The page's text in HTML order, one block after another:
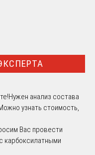
анализ состава
узнать стоимость,
Вас провести
карбоксилатными